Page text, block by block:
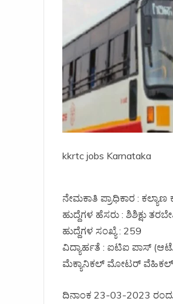
kkrtc jobs Karnataka
ನೇಮಕಾತಿ ಪ್ರಾಧಿಕಾರ :
ಹುದ್ದೆಗಳ ಹೆಸರು : ಶಿಶಿಕ್ಷು
ಹುದ್ದೆಗಳ ಸಂಖ್ಯೆ : 259
ವಿದ್ಯಾರ್ಹತೆ : ಐಟಿಐ ಪಾಸ್
ಮೆಕ್ಯಾನಿಕಲ್ ಮೋಟರ್ ವೆಹಿಕಲ್
ದಿನಾಂಕ 23-03-2023